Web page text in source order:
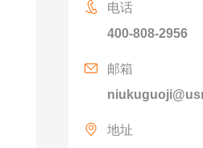
电话
400-808-2956
邮箱
地址